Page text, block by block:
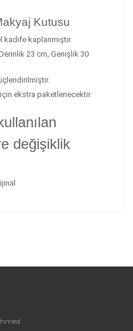
Kutusu
kaplanmıştır.
23 cm, Genişlik 30
ekstra paketlenecektir.
değişiklik
Yaz
bilgiler bulunuyor.
bulunuyor.